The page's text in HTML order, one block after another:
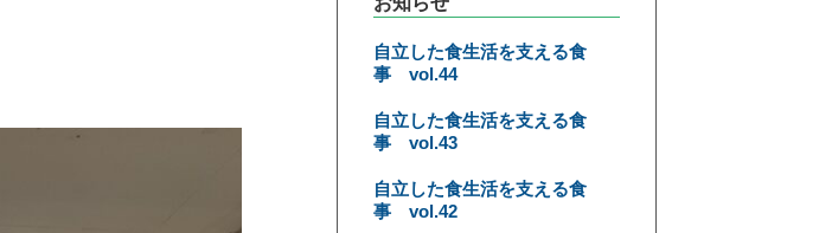
自立した食生活を支える食
事 vol.44
自立した食生活を支える食
事 vol.43
自立した食生活を支える食
事 vol.42